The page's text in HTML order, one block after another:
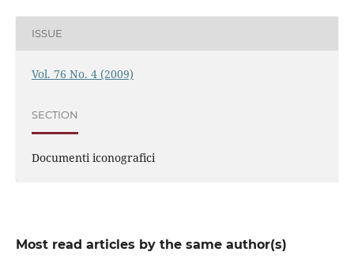
ISSUE
Vol. 76 No. 4 (2009)
SECTION
Documenti iconografici
Most read articles by the same author(s)